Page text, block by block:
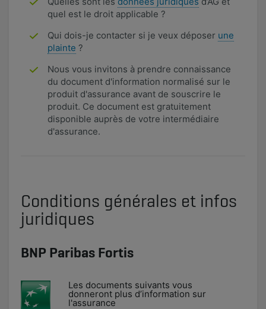
quel est le droit applicable ?
Qui dois-je contacter si je veux déposer une
plainte ?
Nous vous invitons à prendre connaissance
du document d'information normalisé sur le
produit d'assurance avant de souscrire le
produit. Ce document est gratuitement
disponible auprès de votre intermédiaire
d'assurance.
Conditions générales et infos
juridiques
BNP Paribas Fortis
Les documents suivants vous
donneront plus d’information sur
l'assurance